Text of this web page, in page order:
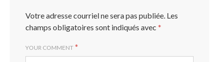
Votre adresse courriel ne sera pas publiée. Les
champs obligatoires sont indiqués avec *
YOUR COMMENT *